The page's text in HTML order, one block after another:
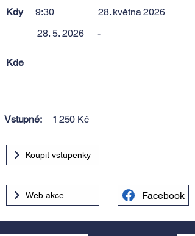
Kdy 9:30
28. května 2026
28. 5. 2026
-
Kde
Vstupné: 1 250 Kč
Koupit vstupenky
Web akce Facebook